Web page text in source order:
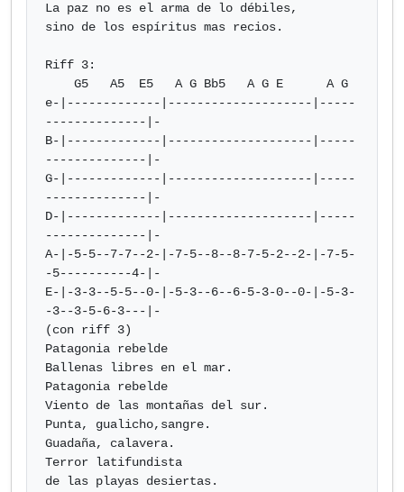
La paz no es el arma de lo débiles,
sino de los espíritus mas recios.
Riff 3:
e-|-------------|--------------------|-----
--------------|-
B-|-------------|--------------------|-----
--------------|-
G-|-------------|--------------------|-----
--------------|-
D-|-------------|--------------------|-----
--------------|-
A-|-5-5--7-7--2-|-7-5--8--8-7-5-2--2-|-7-5-
-5----------4-|-
E-|-3-3--5-5--0-|-5-3--6--6-5-3-0--0-|-5-3-
-3--3-5-6-3---|-
(con riff 3)
Patagonia rebelde
Ballenas libres en el mar.
Patagonia rebelde
Viento de las montañas del sur.
Punta, gualicho,sangre.
Guadaña, calavera.
Terror latifundista
de las playas desiertas.